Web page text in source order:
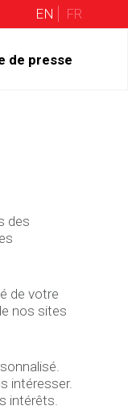
EN FR
de presse
des
de votre
nos sites
intéresser.
intérêts.